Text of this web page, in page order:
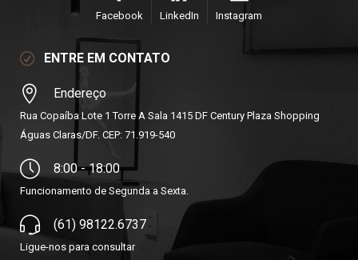
Facebook LinkedIn Instagram
ENTRE EM CONTATO
Endereço
Rua Copaíba Lote 1 Torre A Sala 1415 DF Century Plaza Shopping
Águas Claras/DF. CEP: 71.919-540
8:00 - 18:00
Funcionamento de Segunda a Sexta.
(61) 98122.6737
Ligue-nos para consultar